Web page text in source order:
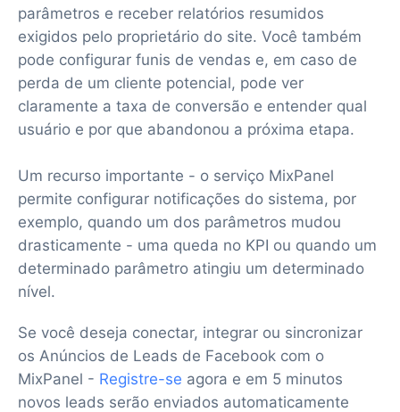
parâmetros e receber relatórios resumidos
exigidos pelo proprietário do site. Você também
pode configurar funis de vendas e, em caso de
perda de um cliente potencial, pode ver
claramente a taxa de conversão e entender qual
usuário e por que abandonou a próxima etapa.
Um recurso importante - o serviço MixPanel
permite configurar notificações do sistema, por
exemplo, quando um dos parâmetros mudou
drasticamente - uma queda no KPI ou quando um
determinado parâmetro atingiu um determinado
nível.
Se você deseja conectar, integrar ou sincronizar
os Anúncios de Leads de Facebook com o
MixPanel - Registre-se agora e em 5 minutos
novos leads serão enviados automaticamente